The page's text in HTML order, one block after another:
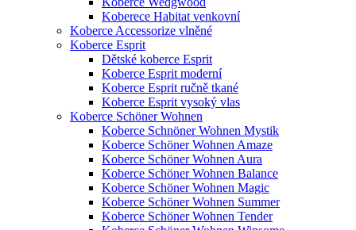
Koberece Habitat venkovní
Koberce Accessorize vlněné
Koberce Esprit
Dětské koberce Esprit
Koberce Esprit moderní
Koberce Esprit ručně tkané
Koberce Esprit vysoký vlas
Koberce Schöner Wohnen
Koberce Schnöner Wohnen Mystik
Koberce Schöner Wohnen Amaze
Koberce Schöner Wohnen Aura
Koberce Schöner Wohnen Balance
Koberce Schöner Wohnen Magic
Koberce Schöner Wohnen Summer
Koberce Schöner Wohnen Tender